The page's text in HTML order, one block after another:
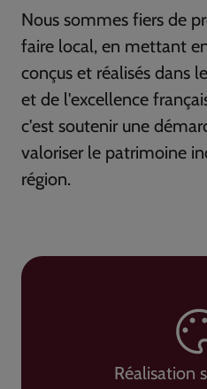
Nous sommes fiers de
faire local, en mettant
conçus et réalisés dans
et de l'excellence
c'est soutenir une
valoriser le patrimoine
région.
Réalisation